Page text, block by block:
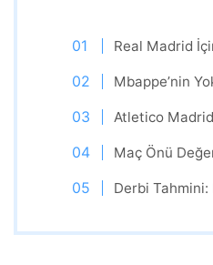
Real Madrid
Mbappe’nin
Atletico
Maç Önü
Derbi Tahmini: